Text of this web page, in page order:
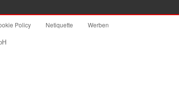
Policy Netiquette Werben